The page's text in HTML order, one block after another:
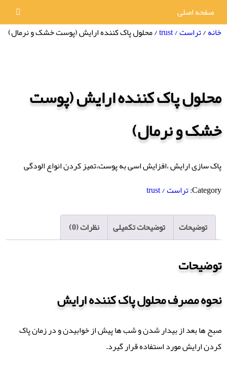
صفحه اصلی
خانه/تراست / trust / محلول پاک کننده ارایش (پوست خشک و نرمال)
محلول پاک کننده ارایش (پوست
خشک و نرمال)
پاک سازی ارایش ،افزایش اسی به پوست،تمیز کردن انواع الودگی
Category: تراست / trust
توضیحات توضیحات تکمیلی نظرات (0)
توضیحات
نحوه مصرف محلول پاک کننده ارایش
صبح ها بعد از بیدار شدن و شب ها پیش از خوابیدن و در زمان پاک
کردن ارایش مورد استفاده قرار گیرد.